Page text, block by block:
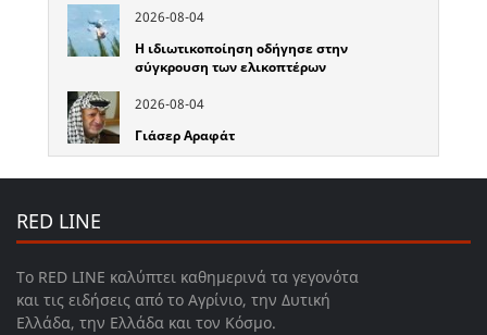
2026-08-04
Η ιδιωτικοποίηση οδήγησε στην
σύγκρουση των ελικοπτέρων
2026-08-04
Γιάσερ Αραφάτ
RED LINE
Το RED LINE καλύπτει καθημερινά τα γεγονότα
και τις ειδήσεις από το Αγρίνιο, την Δυτική
Ελλάδα, την Ελλάδα και τον Κόσμο.